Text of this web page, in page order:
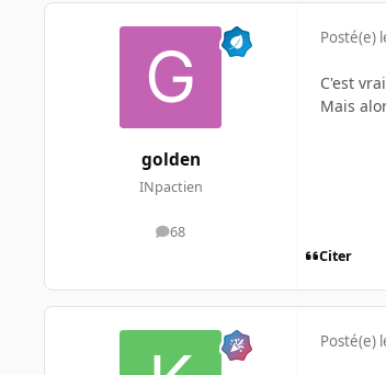
golden
INpactien
68
messages
Posté(e)
C'est
Mais
Citer
Posté(e)